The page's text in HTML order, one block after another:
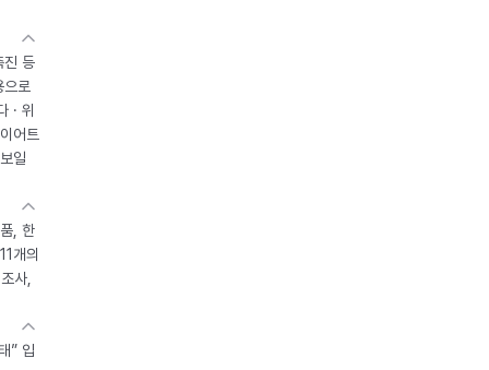
진 등
로
· 위
어트
일
, 한
개의
사,
” 입